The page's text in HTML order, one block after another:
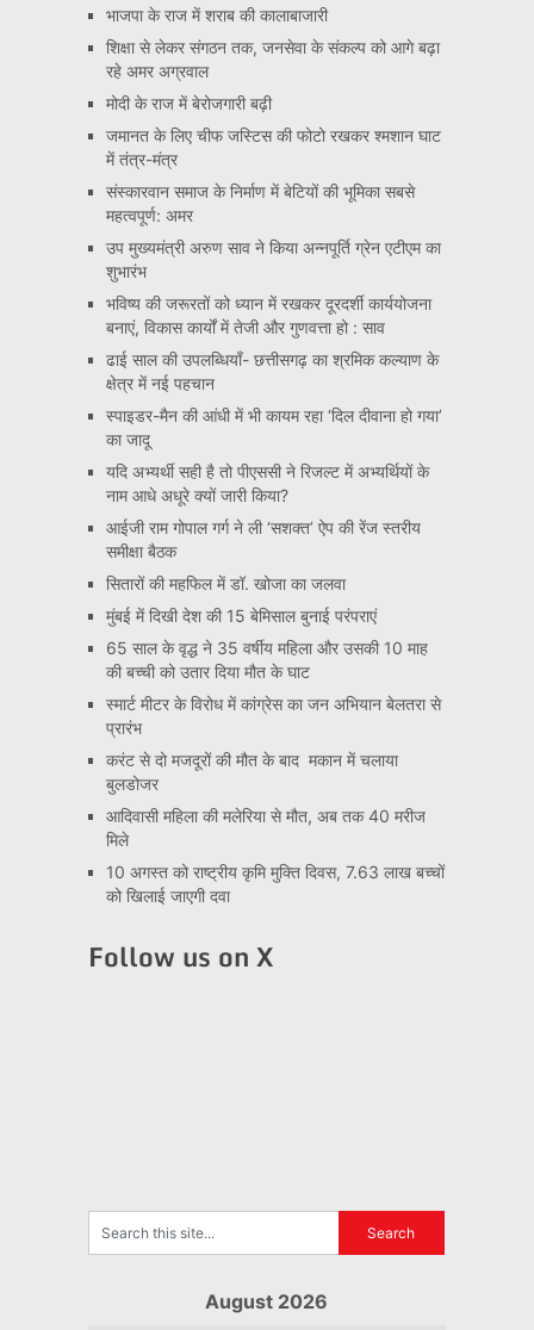
भाजपा के राज में शराब की कालाबाजारी
शिक्षा से लेकर संगठन तक, जनसेवा के संकल्प को आगे बढ़ा
रहे अमर अग्रवाल
मोदी के राज में बेरोजगारी बढ़ी
जमानत के लिए चीफ जस्टिस की फोटो रखकर श्मशान घाट
में तंत्र-मंत्र
संस्कारवान समाज के निर्माण में बेटियों की भूमिका सबसे
महत्वपूर्ण: अमर
उप मुख्यमंत्री अरुण साव ने किया अन्नपूर्ति ग्रेन एटीएम का
शुभारंभ
भविष्य की जरूरतों को ध्यान में रखकर दूरदर्शी कार्ययोजना
बनाएं, विकास कार्यों में तेजी और गुणवत्ता हो : साव
ढाई साल की उपलब्धियाँ- छत्तीसगढ़ का श्रमिक कल्याण के
क्षेत्र में नई पहचान
स्पाइडर-मैन की आंधी में भी कायम रहा ‘दिल दीवाना हो गया’
का जादू
यदि अभ्यर्थी सही है तो पीएससी ने रिजल्ट में अभ्यर्थियों के
नाम आधे अधूरे क्यों जारी किया?
आईजी राम गोपाल गर्ग ने ली ‘सशक्त’ ऐप की रेंज स्तरीय
समीक्षा बैठक
सितारों की महफिल में डॉ. खोजा का जलवा
मुंबई में दिखी देश की 15 बेमिसाल बुनाई परंपराएं
65 साल के वृद्ध ने 35 वर्षीय महिला और उसकी 10 माह
की बच्ची को उतार दिया मौत के घाट
स्मार्ट मीटर के विरोध में कांग्रेस का जन अभियान बेलतरा से
प्रारंभ
करंट से दो मजदूरों की मौत के बाद मकान में चलाया
बुलडोजर
आदिवासी महिला की मलेरिया से मौत, अब तक 40 मरीज
मिले
10 अगस्त को राष्ट्रीय कृमि मुक्ति दिवस, 7.63 लाख बच्चों
को खिलाई जाएगी दवा
Follow us on X
August 2026